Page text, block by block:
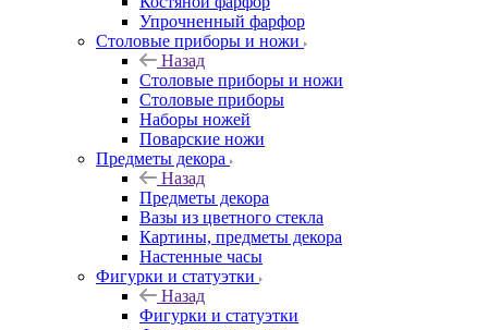
Упрочненный фарфор
Столовые приборы и ножи
Назад
Столовые приборы и ножи
Столовые приборы
Наборы ножей
Поварские ножи
Предметы декора
Назад
Предметы декора
Вазы из цветного стекла
Картины, предметы декора
Настенные часы
Фигурки и статуэтки
Назад
Фигурки и статуэтки